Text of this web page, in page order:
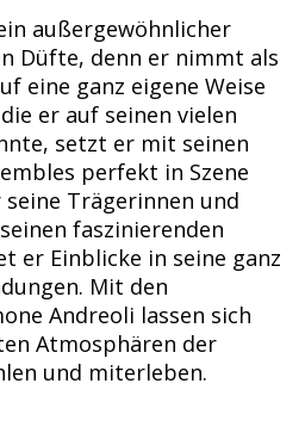
außergewöhnlicher
Düfte, denn er nimmt als
eine ganz eigene Weise
er auf seinen vielen
setzt er mit seinen
perfekt in Szene
Trägerinnen und
faszinierenden
er Einblicke in seine ganz
Mit den
Andreoli lassen sich
Atmosphären der
und miterleben.